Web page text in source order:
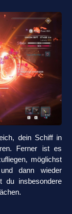
dein Schiff in
Ferner ist es
möglichst
dann wieder
du insbesondere